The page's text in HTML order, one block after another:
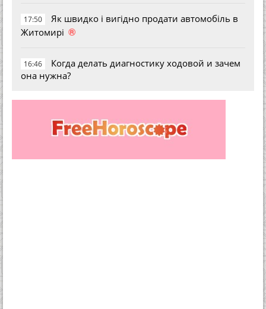
17:50
Як швидко і вигідно продати автомобіль в
Житомирі ®
16:46
Когда делать диагностику ходовой и зачем
она нужна?